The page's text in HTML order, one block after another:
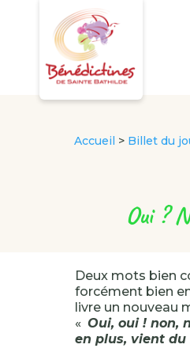
Accueil > Billet du
Oui ?
Deux mots bien
forcément bien
livre un nouveau
« Oui, oui ! non,
en plus, vient du